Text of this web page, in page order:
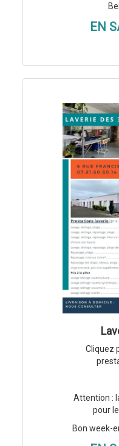
EN
Cliquez
Attention :
pour
Bon week-